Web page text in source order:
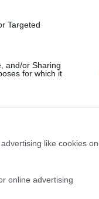
Targeted
and/or Sharing
for which it
like cookies on
online advertising
MUTATJA
jogállam. (2)
(3) A